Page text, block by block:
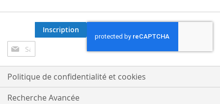
Inscription
à
notre
lettre
d’information
:
Inscription
Politique de confidentialité et cookies
Recherche Avancée